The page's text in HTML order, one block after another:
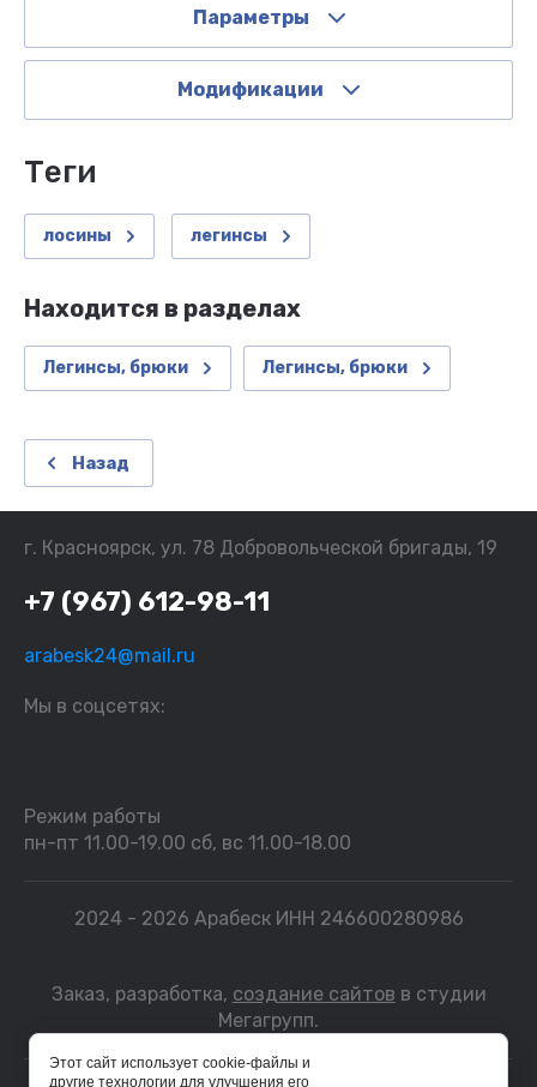
Параметры
Модификации
теги
лосины легинсы
Находится в разделах
Легинсы, брюки Легинсы, брюки
Назад
г. Красноярск, ул. 78 Добровольческой бригады, 19
+7 (967) 612-98-11
arabesk24@mail.ru
Мы в соцсетях:
Режим работы
пн-пт 11.00-19.00 сб, вс 11.00-18.00
2024 - 2026 Арабеск ИНН 246600280986
Заказ, разработка, создание сайтов в студии
Мегагрупп.
Этот сайт использует cookie-файлы и
другие технологии для улучшения его